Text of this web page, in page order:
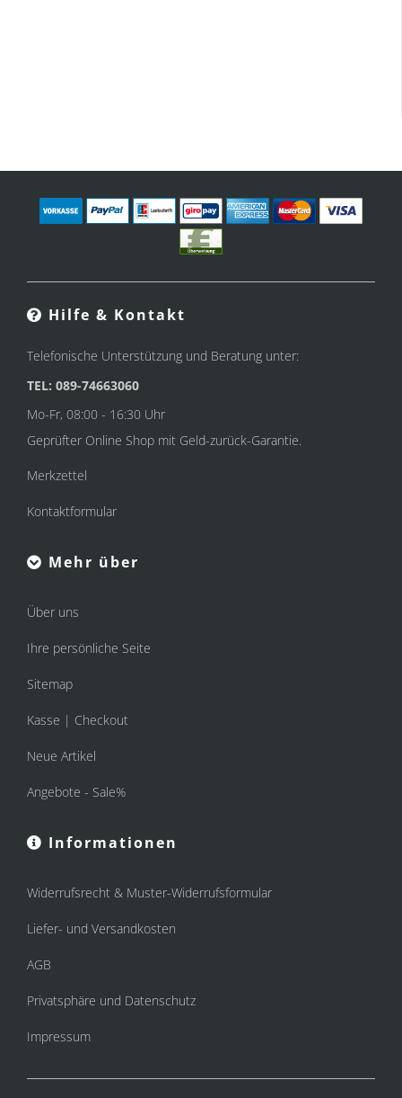
Hilfe & Kontakt
Telefonische Unterstützung und Beratung unter:
TEL: 089-74663060
Mo-Fr, 08:00 - 16:30 Uhr
Geprüfter Online Shop mit Geld-zurück-Garantie.
Merkzettel
Kontaktformular
Mehr über
Über uns
Ihre persönliche Seite
Sitemap
Kasse | Checkout
Neue Artikel
Angebote - Sale%
Informationen
Widerrufsrecht & Muster-Widerrufsformular
Liefer- und Versandkosten
AGB
Privatsphäre und Datenschutz
Impressum